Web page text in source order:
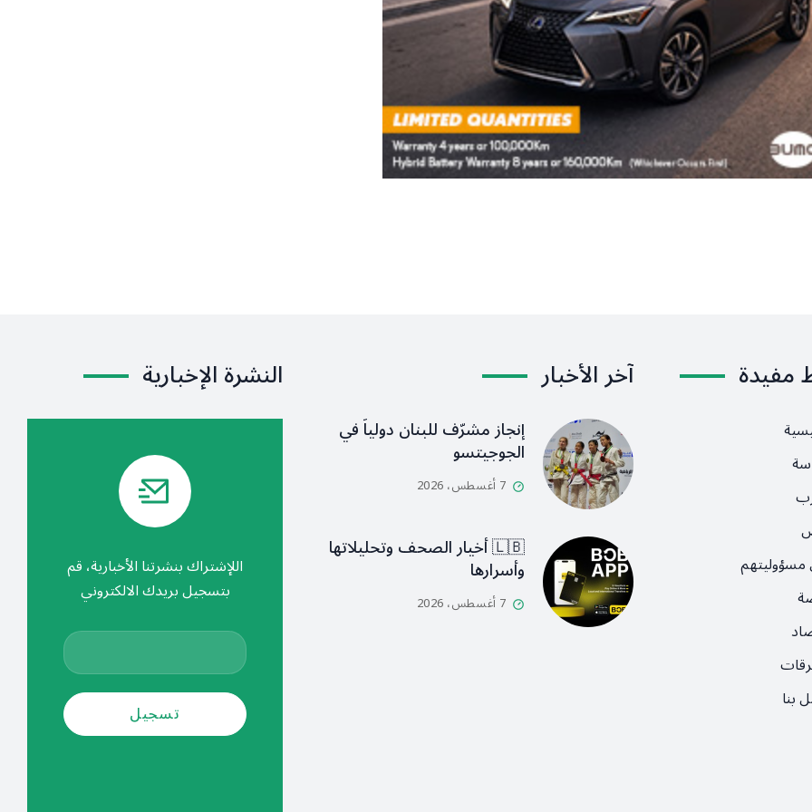
مفيدة
بنا
آخر الأخبار
إنجاز مشرّف للبنان دولياً في
الجوجيتسو
7 أغسطس، 2026
🇱🇧 أخيار الصحف وتحليلاتها
وأسرارها
7 أغسطس، 2026
النشرة الإخبارية
اللإشتراك بنشرتنا الأخبارية، قم
بتسجيل بريدك الالكتروني